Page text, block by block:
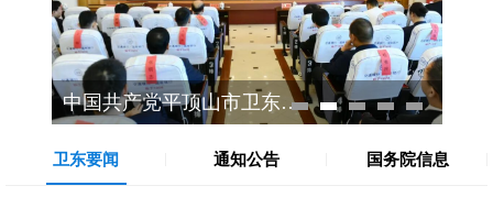
中国共产党平顶山市卫东区第十届委员会第一次全体会议召开
卫东要闻 通知公告 国务院信息